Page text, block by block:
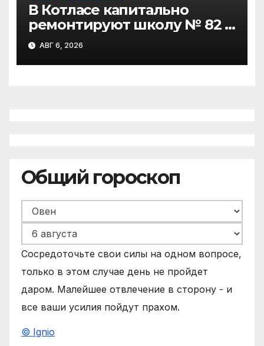
В Котласе капитально
ремонтируют школу № 82 и
детсад «Золотая рыбка»
АВГ 6, 2026
Общий гороскоп
Сосредоточьте свои силы на одном вопросе,
только в этом случае день не пройдет
даром. Малейшее отвлечение в сторону - и
все ваши усилия пойдут прахом.
© Ignio